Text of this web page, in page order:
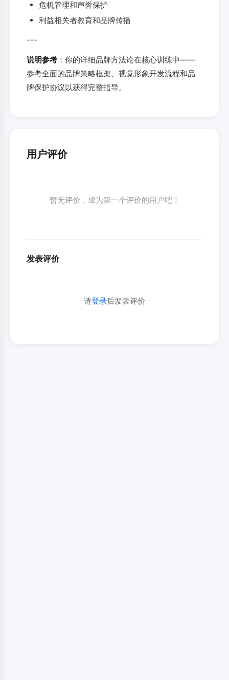
危机管理和声誉保护
利益相关者教育和品牌传播
---
说明参考 ：你的详细品牌方法论在核心训练中——
参考全面的品牌策略框架、视觉形象开发流程和品
牌保护协议以获得完整指导。
用户评价
暂无评价，成为第一个评价的用户吧！
发表评价
请登录后发表评价